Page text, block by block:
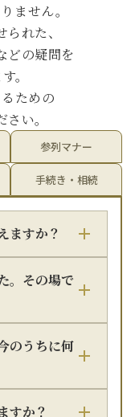
ません。
れた、
どの疑問を
。
ための
い。
参列マナー
手続き・相続
ますか？
。その場で
のうちに何
すか？